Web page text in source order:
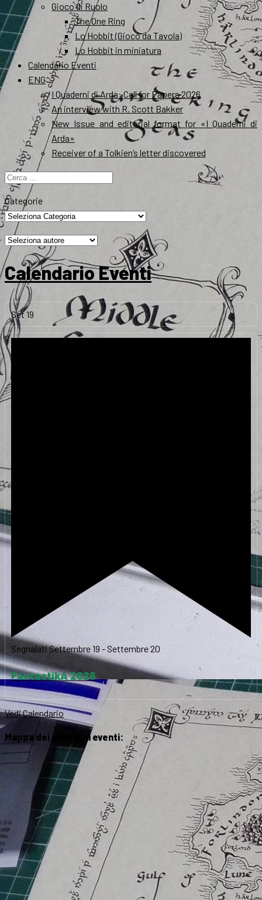
Gioco di Ruolo
The One Ring
Lo Hobbit (Gioco da Tavola)
Lo Hobbit in miniatura
Calendario Eventi
ENG
I Quaderni di Arda: Call for Papers 2026
An interview with R. Scott Bakker
New Issue and editorial format for «I Quaderni di
Arda»
Receiver of a Tolkien’s letter discovered
Ricerca
per:
Categorie
Calendario Eventi
Set19
SegnalatiSettembre 19 -Settembre 20
FantastikA 2026
Vedi Calendario
Mappa dei prossimi eventi: